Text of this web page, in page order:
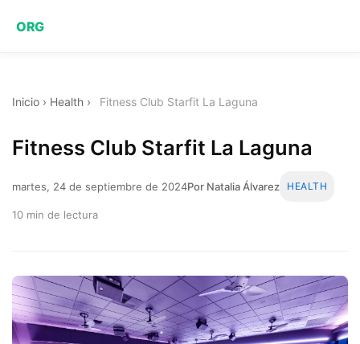
ORG
Inicio › Health › Fitness Club Starfit La Laguna
Fitness Club Starfit La Laguna
martes, 24 de septiembre de 2024Por Natalia Álvarez HEALTH
10 min de lectura